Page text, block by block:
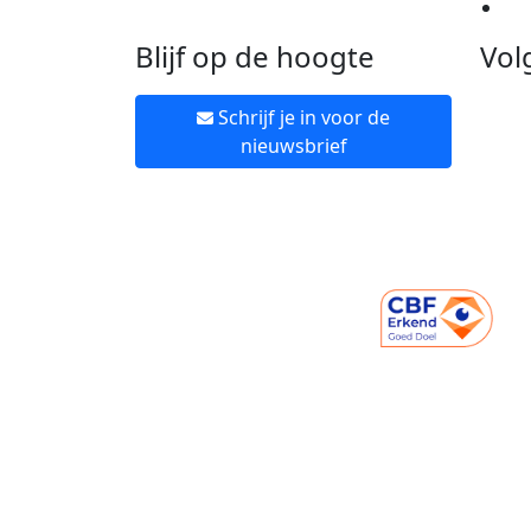
Blijf op de hoogte
Schrijf je in voor de
nieuwsbrief